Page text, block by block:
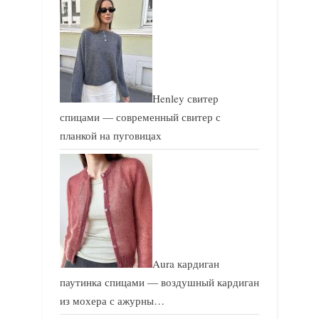
Henley свитер
спицами — современный свитер с
планкой на пуговицах
Aura кардиган
паутинка спицами — воздушный кардиган
из мохера с ажурны…